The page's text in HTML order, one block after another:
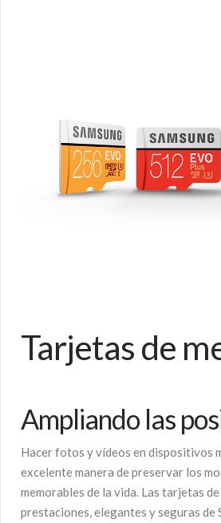
Tarjetas de
Ampliando las
Hacer fotos y vídeos en dispositivos
excelente manera de preservar los
memorables de la vida. Las tarjetas
prestaciones, elegantes y seguras de